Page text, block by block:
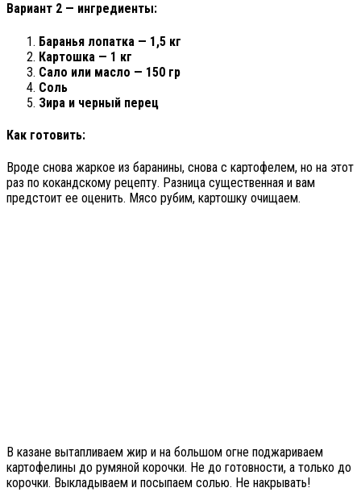
Вариант 2 — ингредиенты:
Баранья лопатка — 1,5 кг
Картошка — 1 кг
Сало или масло — 150 гр
Соль
Зира и черный перец
Как готовить:
Вроде снова жаркое из баранины, снова с картофелем, но на этот
раз по кокандскому рецепту. Разница существенная и вам
предстоит ее оценить. Мясо рубим, картошку очищаем.
В казане вытапливаем жир и на большом огне поджариваем
картофелины до румяной корочки. Не до готовности, а только до
корочки. Выкладываем и посыпаем солью. Не накрывать!